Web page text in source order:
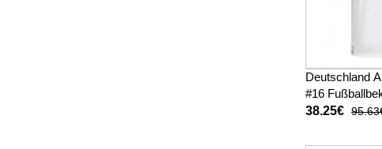
Deutschland
#16
Heimtrikot
38.25€